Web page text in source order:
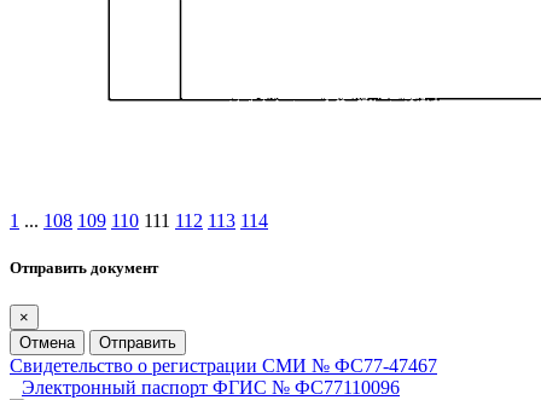
1 ... 108 109 110 111 112 113 114
Отправить документ
×
Отмена
Отправить
Свидетельство о регистрации СМИ № ФС77-47467
Электронный паспорт ФГИС № ФС77110096